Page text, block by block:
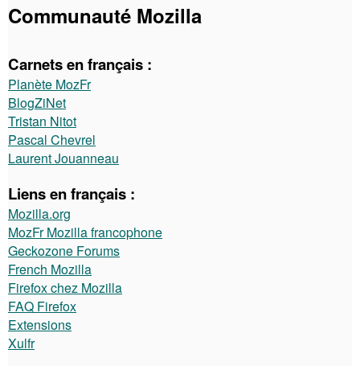
Communauté Mozilla
Carnets en français :
Planète MozFr
BlogZiNet
Tristan Nitot
Pascal Chevrel
Laurent Jouanneau
Liens en français :
Mozilla.org
MozFr Mozilla francophone
Geckozone Forums
French Mozilla
Firefox chez Mozilla
FAQ Firefox
Extensions
Xulfr